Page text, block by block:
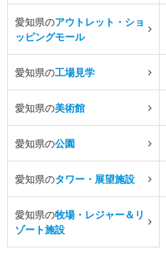
愛知県のアウトレット・ショ
ッピングモール
愛知県の工場見学
愛知県の美術館
愛知県の公園
愛知県のタワー・展望施設
愛知県の牧場・レジャー＆リ
ゾート施設